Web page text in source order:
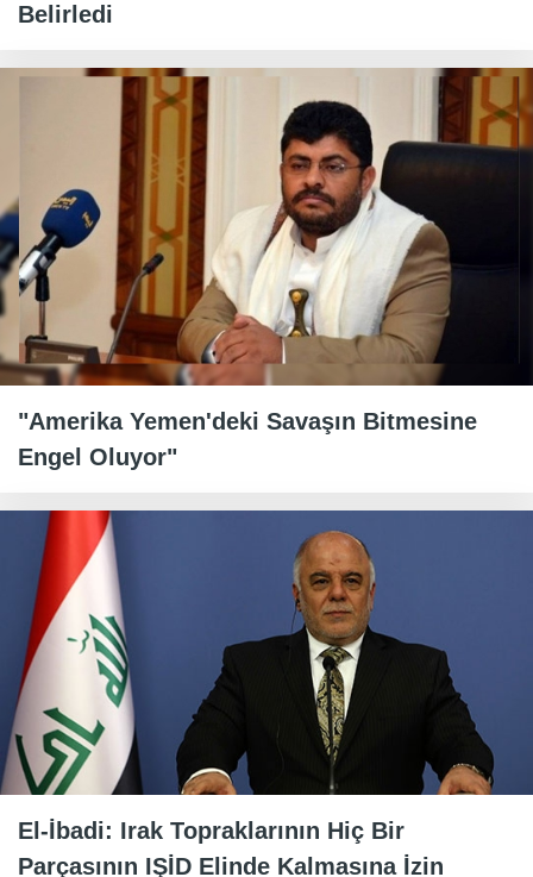
Belirledi
"Amerika Yemen'deki Savaşın Bitmesine
Engel Oluyor"
El-İbadi: Irak Topraklarının Hiç Bir
Parçasının IŞİD Elinde Kalmasına İzin